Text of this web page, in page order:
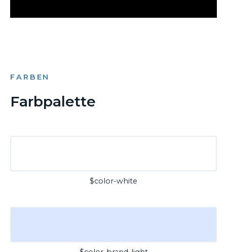
FARBEN
Farbpalette
$color-white